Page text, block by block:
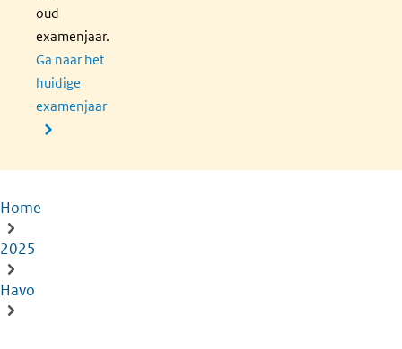
oud
examenjaar.
Ga naar het
huidige
examenjaar
Kruimelpad
Home
2025
Havo